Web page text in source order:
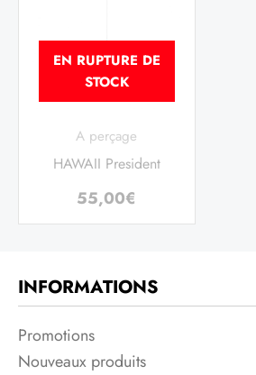
EN RUPTURE DE
STOCK
A perçage
HAWAII President
55,00€
INFORMATIONS
Promotions
Nouveaux produits